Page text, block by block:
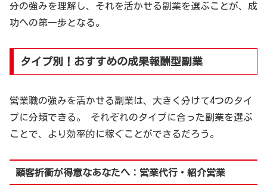
分の強みを理解し、それを活かせる副業を選ぶことが、成
功への第一歩となる。
タイプ別！おすすめの成果報酬型副業
営業職の強みを活かせる副業は、大きく分けて4つのタイ
プに分類できる。 それぞれのタイプに合った副業を選ぶ
ことで、より効率的に稼ぐことができるだろう。
顧客折衝が得意なあなたへ：営業代行・紹介営業